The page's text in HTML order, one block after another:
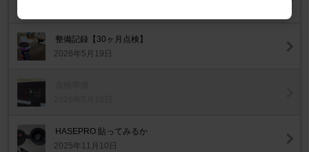
整備記録【30ヶ月点検】
2026年5月19日
HASEPRO 貼ってみるか
2025年11月10日